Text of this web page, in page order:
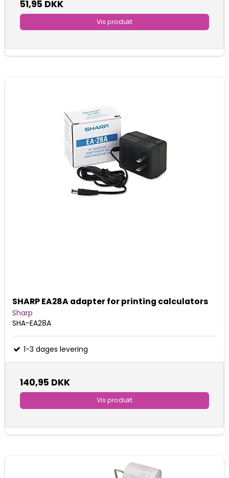
51,95 DKK
Vis produkt
SHARP EA28A adapter for printing calculators
Sharp
SHA-EA28A
1-3 dages levering
140,95 DKK
Vis produkt